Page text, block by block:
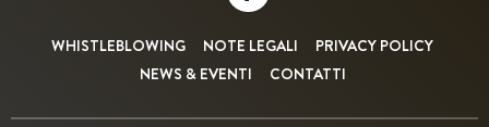
WHISTLEBLOWING NOTE LEGALI
PRIVACY POLICY
NEWS & EVENTI
CONTATTI